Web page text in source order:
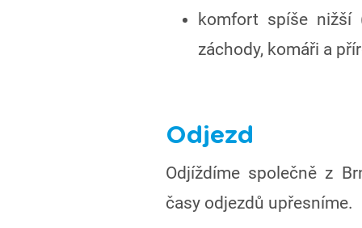
komfort spíše nižší
záchody, komáři a
Odjezd
Odjíždíme společně z
časy odjezdů upřesníme.